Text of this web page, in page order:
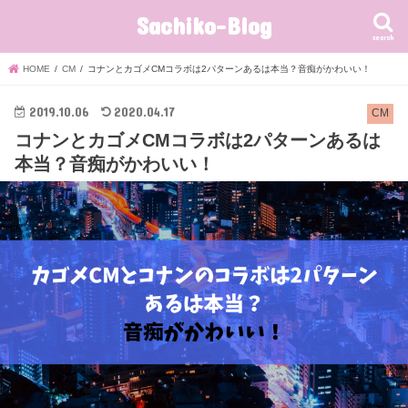
Sachiko-Blog search
HOME CM コナンとカゴメCMコラボは2パターンあるは本当？音痴がかわいい！
CM
2019.10.06 2020.04.17
コナンとカゴメCMコラボは2パターンあるは
本当？音痴がかわいい！